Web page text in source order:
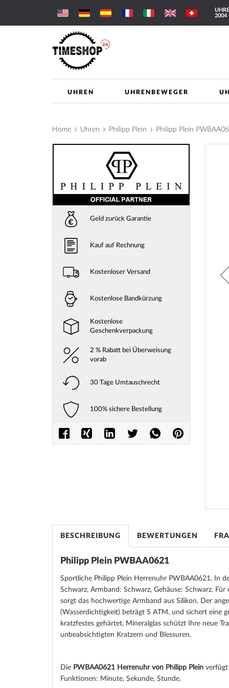
zum
Inhalt
2004
UHREN UHRENBEWEGER
Home Uhren Philipp Plein Philipp Plein
Geld zurück Garantie
Kauf auf Rechnung
Kostenloser Versand
Kostenlose Bandkürzung
Kostenlose
Geschenkverpackung
2 % Rabatt bei Überweisung
vorab
30 Tage Umtauschrecht
100% sichere Bestellung
BESCHREIBUNG
Philipp Plein PWBAA0621
Sportliche Philipp Plein Herrenuhr PWBAA0621. In
Schwarz, Armband: Schwarz, Gehäuse: Schwarz.
sorgt das hochwertige Armband aus Silikon. Der
(Wasserdichtigkeit) beträgt 5 ATM, und sichert eine
kratzfestes gehärtet, Mineralglas schützt Ihre neue
unbeabsichtigten Kratzern und Blessuren.
Die PWBAA0621 Herrenuhr von Philipp Plein verfügt
Funktionen: Minute, Sekunde, Stunde.
BEWERTUNGEN